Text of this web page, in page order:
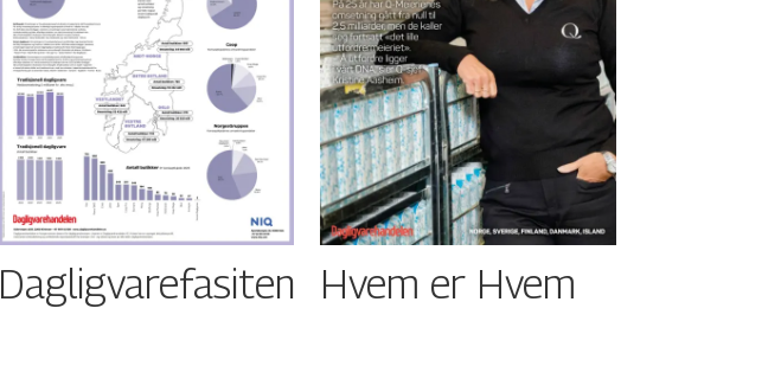
Dagligvarefasiten Hvem er Hvem